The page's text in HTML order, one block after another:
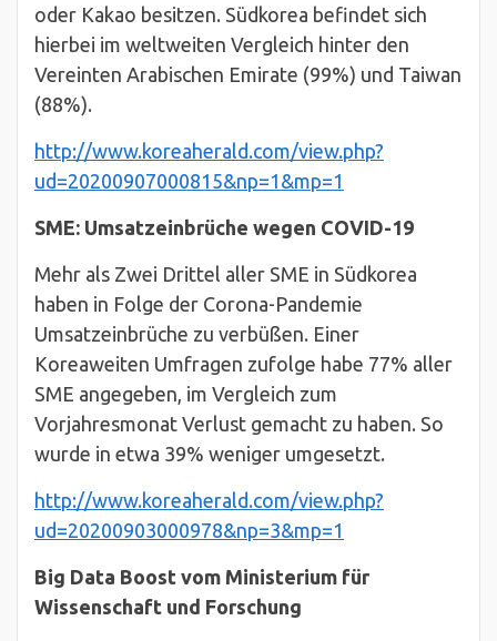
oder Kakao besitzen. Südkorea befindet sich
hierbei im weltweiten Vergleich hinter den
Vereinten Arabischen Emirate (99%) und Taiwan
(88%).
http://www.koreaherald.com/view.php?
ud=20200907000815&np=1&mp=1
SME: Umsatzeinbrüche wegen COVID-19
Mehr als Zwei Drittel aller SME in Südkorea
haben in Folge der Corona-Pandemie
Umsatzeinbrüche zu verbüßen. Einer
Koreaweiten Umfragen zufolge habe 77% aller
SME angegeben, im Vergleich zum
Vorjahresmonat Verlust gemacht zu haben. So
wurde in etwa 39% weniger umgesetzt.
http://www.koreaherald.com/view.php?
ud=20200903000978&np=3&mp=1
Big Data Boost vom Ministerium für
Wissenschaft und Forschung